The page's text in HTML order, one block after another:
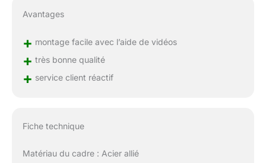
Avantages
+ montage facile avec l’aide de vidéos
+ très bonne qualité
+ service client réactif
Fiche technique
Matériau du cadre : Acier allié